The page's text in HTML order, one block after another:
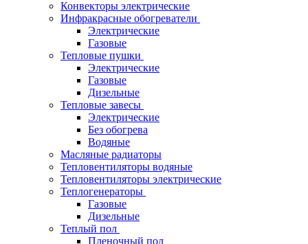
Конвекторы электрические
Инфракрасные обогреватели
Электрические
Газовые
Тепловые пушки
Электрические
Газовые
Дизельные
Тепловые завесы
Электрические
Без обогрева
Водяные
Масляные радиаторы
Тепловентиляторы водяные
Тепловентиляторы электрические
Теплогенераторы
Газовые
Дизельные
Теплый пол
Пленочный пол